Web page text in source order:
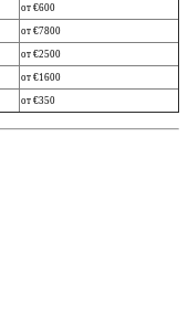
от €600
от €7800
от €2500
от €1600
от €350